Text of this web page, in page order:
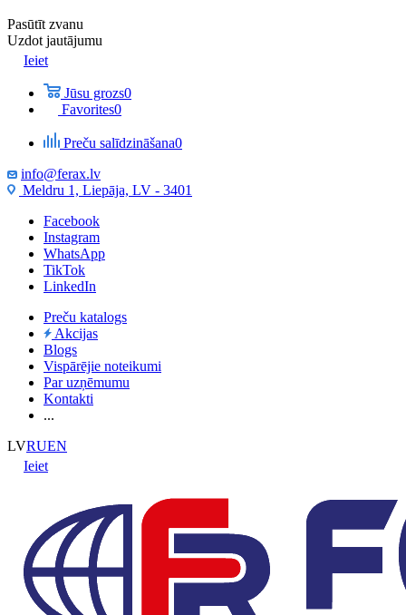
Pasūtīt zvanu
Uzdot jautājumu
Ieiet
Jūsu grozs0
Favorites0
Preču salīdzināšana0
info@ferax.lv
Meldru 1, Liepāja, LV - 3401
Facebook
Instagram
WhatsApp
TikTok
LinkedIn
Preču katalogs
Akcijas
Blogs
Vispārējie noteikumi
Par uzņēmumu
Kontakti
...
LVRUEN
Ieiet